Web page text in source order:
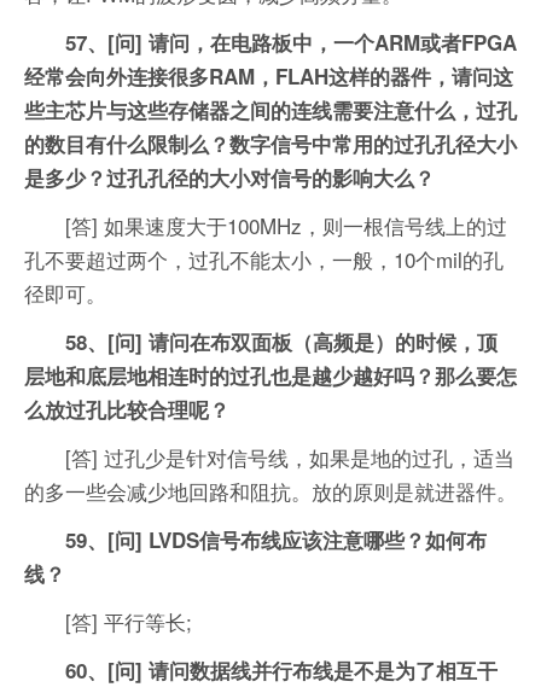
57、[问] 请问，在电路板中，一个ARM或者FPGA
经常会向外连接很多RAM，FLAH这样的器件，请问这
些主芯片与这些存储器之间的连线需要注意什么，过孔
的数目有什么限制么？数字信号中常用的过孔孔径大小
是多少？过孔孔径的大小对信号的影响大么？
[答] 如果速度大于100MHz，则一根信号线上的过
孔不要超过两个，过孔不能太小，一般，10个mil的孔
径即可。
58、[问] 请问在布双面板（高频是）的时候，顶
层地和底层地相连时的过孔也是越少越好吗？那么要怎
么放过孔比较合理呢？
[答] 过孔少是针对信号线，如果是地的过孔，适当
的多一些会减少地回路和阻抗。放的原则是就进器件。
59、[问] LVDS信号布线应该注意哪些？如何布
线？
[答] 平行等长;
60、[问] 请问数据线并行布线是不是为了相互干